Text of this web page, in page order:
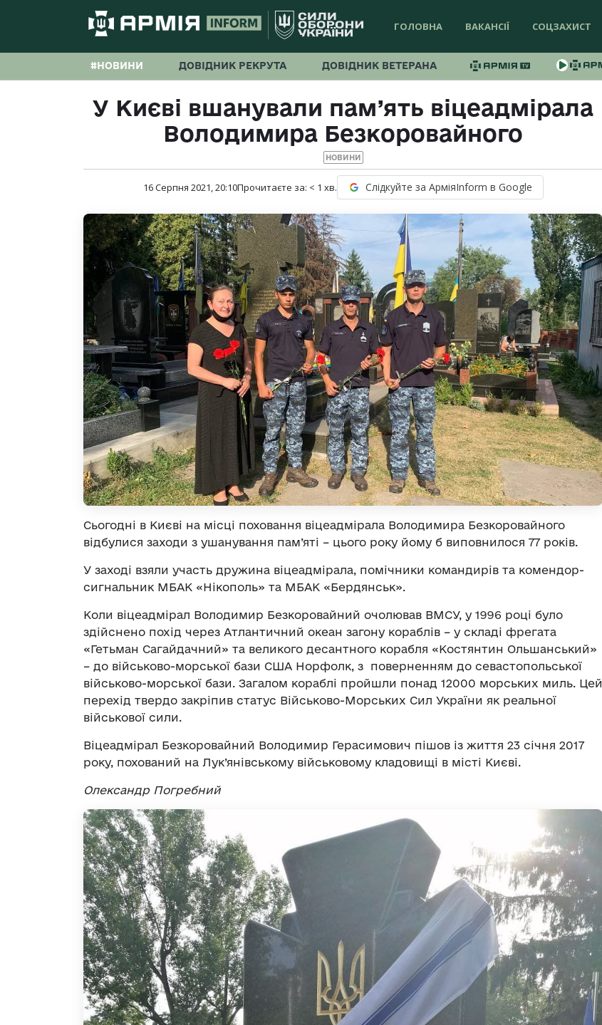
ГОЛОВНА ВАКАНСІЇ СОЦЗАХИСТ
#НОВИНИ ДОВІДНИК РЕКРУТА ДОВІДНИК ВЕТЕРАНА
У Києві вшанували пам’ять віцеадмірала
Володимира Безкоровайного
НОВИНИ
16 Серпня 2021, 20:10Прочитаєте за: < 1 хв. Слідкуйте за АрміяInform в Google
Сьогодні в Києві на місці поховання віцеадмірала Володимира Безкоровайного
відбулися заходи з ушанування пам’яті – цього року йому б виповнилося 77 років.
У заході взяли участь дружина віцеадмірала, помічники командирів та комендор-
сигнальник МБАК «Нікополь» та МБАК «Бердянськ».
Коли віцеадмірал Володимир Безкоровайний очолював ВМСУ, у 1996 році було
здійснено похід через Атлантичний океан загону кораблів – у складі фрегата
«Гетьман Сагайдачний» та великого десантного корабля «Костянтин Ольшанський»
– до військово-морської бази США Норфолк, з поверненням до севастопольської
військово-морської бази. Загалом кораблі пройшли понад 12000 морських миль. Цей
перехід твердо закріпив статус Військово-Морських Сил України як реальної
військової сили.
Віцеадмірал Безкоровайний Володимир Герасимович пішов із життя 23 січня 2017
року, похований на Лук’янівському військовому кладовищі в місті Києві.
Олександр Погребний